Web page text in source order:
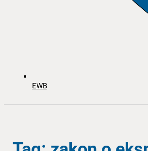
EWB